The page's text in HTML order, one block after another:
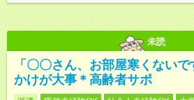
未読
「〇〇さん、お部屋寒くない
かけが大事＊高齢者サポ